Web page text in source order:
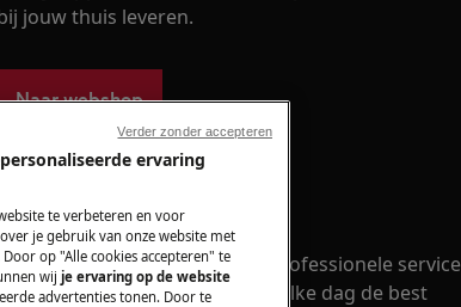
jouw thuis leveren.
Naar webshop
afspraak maken
onze betrouwbare en professionele service
je erop vertrouwen dat wij elke dag de best
ervaring
te verbeteren en voor
je gebruik van onze website met
op "Alle cookies accepteren" te
wij je ervaring op de website
advertenties tonen. Door te
Verder zonder accepteren